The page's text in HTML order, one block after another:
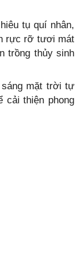
tụ quí nhân,
rực rỡ tươi mát
trồng thủy sinh
mặt trời tự
cải thiện phong